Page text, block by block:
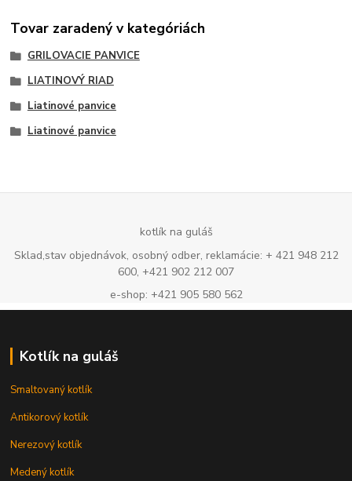
Tovar zaradený v kategóriách
GRILOVACIE PANVICE
LIATINOVÝ RIAD
Liatinové panvice
Liatinové panvice
kotlík na guláš
Sklad,stav objednávok, osobný odber, reklamácie: + 421 948 212
600, +421 902 212 007
e-shop: +421 905 580 562
Kotlík na guláš
Smaltovaný kotlík
Antikorový kotlík
Nerezový kotlík
Medený kotlík